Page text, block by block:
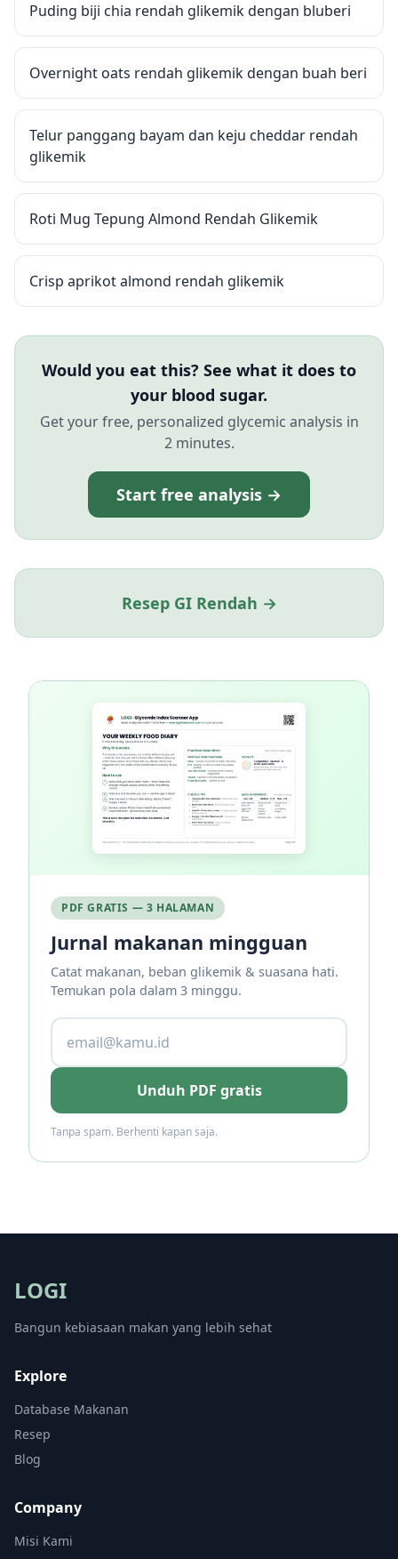
Puding biji chia rendah glikemik dengan bluberi
Overnight oats rendah glikemik dengan buah beri
Telur panggang bayam dan keju cheddar rendah
glikemik
Roti Mug Tepung Almond Rendah Glikemik
Crisp aprikot almond rendah glikemik
Would you eat this? See what it does to
your blood sugar.
Get your free, personalized glycemic analysis in
2 minutes.
Start free analysis →
Resep GI Rendah →
PDF GRATIS — 3 HALAMAN
Jurnal makanan mingguan
Catat makanan, beban glikemik & suasana hati.
Temukan pola dalam 3 minggu.
Unduh PDF gratis
Tanpa spam. Berhenti kapan saja.
LOGI
Bangun kebiasaan makan yang lebih sehat
Explore
Database Makanan
Resep
Blog
Company
Misi Kami